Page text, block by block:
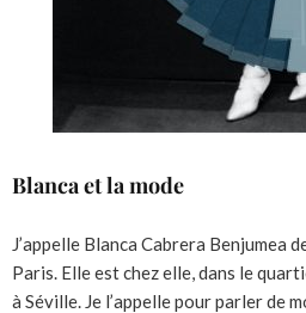
Blanca et la mode
J’appelle Blanca Cabrera Benjumea
Paris. Elle est chez elle, dans le
à Séville. Je l’appelle pour parler de